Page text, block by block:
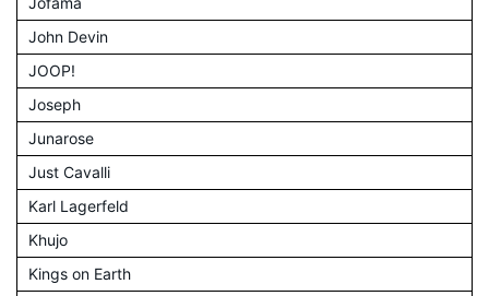
John Devin
JOOP!
Joseph
Junarose
Just Cavalli
Karl Lagerfeld
Khujo
Kings on Earth